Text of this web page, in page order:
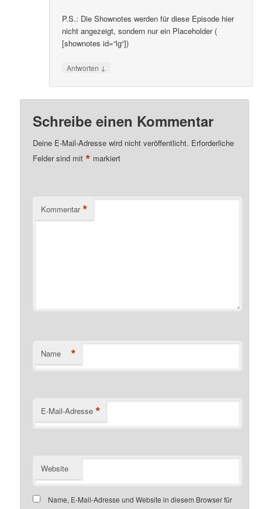
P.S.: Die Shownotes werden für diese Episode hier
nicht angezeigt, sondern nur ein Placeholder (
[shownotes id=“lg“])
Antworten ↓
Schreibe einen Kommentar
Deine E-Mail-Adresse wird nicht veröffentlicht. Erforderliche
Felder sind mit* markiert
Kommentar *
Name *
E-Mail-Adresse *
Website
Name, E-Mail-Adresse und Website in diesem Browser für